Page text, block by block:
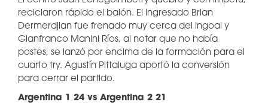
reciclaron rápido el balón. El ingresado Brian
Dermerdjian fue frenado muy cerca del ingoal y
Gianfranco Manini Ríos, al notar que no había
postes, se lanzó por encima de la formación para el
cuarto try. Agustín Pittaluga aportó la conversión
para cerrar el partido.
Argentina 1 24 vs Argentina 2 21